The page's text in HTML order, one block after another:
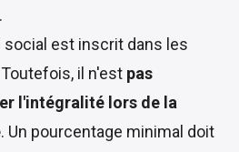
social est inscrit dans les
il n'est pas
l'intégralité lors de la
. Un pourcentage minimal doit